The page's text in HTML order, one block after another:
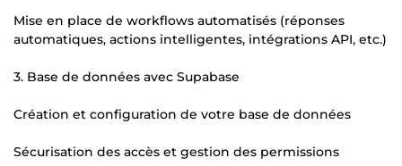
Mise en place de workflows automatisés (réponses
automatiques, actions intelligentes, intégrations API, etc.)
3. Base de données avec Supabase
Création et configuration de votre base de données
Sécurisation des accès et gestion des permissions